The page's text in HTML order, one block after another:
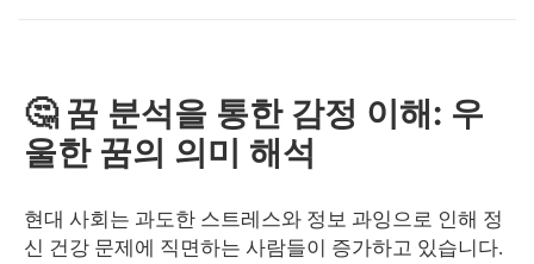
🤔 꿈 분석을 통한 감정 이해: 우
울한 꿈의 의미 해석
현대 사회는 과도한 스트레스와 정보 과잉으로 인해 정
신 건강 문제에 직면하는 사람들이 증가하고 있습니다.